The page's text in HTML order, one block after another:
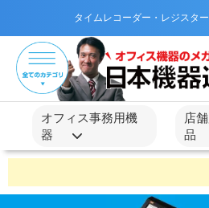
タイムレコーダー・レジスタ
オフィス事務用機
器
店
品